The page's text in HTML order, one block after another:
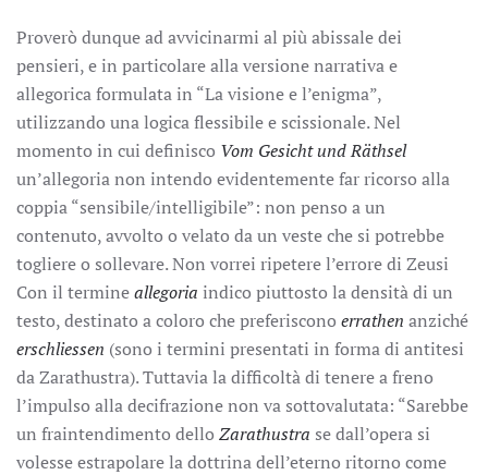
Proverò dunque ad avvicinarmi al più abissale dei
pensieri, e in particolare alla versione narrativa e
allegorica formulata in “La visione e l’enigma”,
utilizzando una logica flessibile e scissionale. Nel
momento in cui definisco Vom Gesicht und Räthsel
un’allegoria non intendo evidentemente far ricorso alla
coppia “sensibile/intelligibile”: non penso a un
contenuto, avvolto o velato da un veste che si potrebbe
togliere o sollevare. Non vorrei ripetere l’errore di Zeusi
Con il termineallegoria indico piuttosto la densità di un
testo, destinato a coloro che preferiscono errathen anziché
erschliessen (sono i termini presentati in forma di antitesi
da Zarathustra). Tuttavia la difficoltà di tenere a freno
l’impulso alla decifrazione non va sottovalutata: “Sarebbe
un fraintendimento dello Zarathustra se dall’opera si
volesse estrapolare la dottrina dell’eterno ritorno come